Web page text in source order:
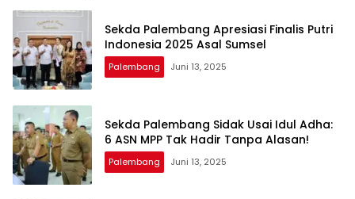
Sekda Palembang Apresiasi Finalis Putri
Indonesia 2025 Asal Sumsel
Palembang Juni 13, 2025
Sekda Palembang Sidak Usai Idul Adha:
6 ASN MPP Tak Hadir Tanpa Alasan!
Palembang Juni 13, 2025